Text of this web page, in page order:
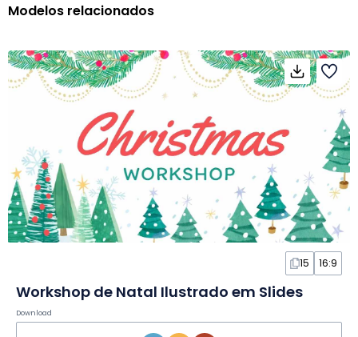
Modelos relacionados
15 16:9
Workshop de Natal Ilustrado em Slides
Download